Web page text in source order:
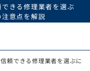
きる修理業者を選ぶ
意点を解説
頼できる修理業者を選ぶに